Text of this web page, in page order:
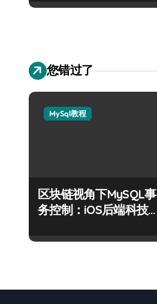
您错过了
MySql教程
区块链视角下MySQL事
务控制：iOS后端科技